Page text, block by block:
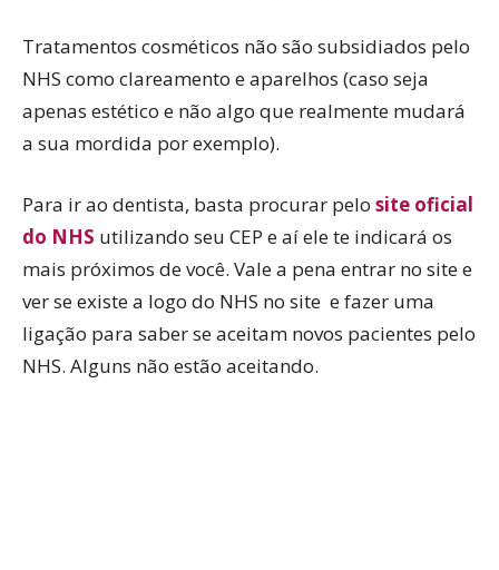
Tratamentos cosméticos não são subsidiados pelo
NHS como clareamento e aparelhos (caso seja
apenas estético e não algo que realmente mudará
a sua mordida por exemplo).
Para ir ao dentista, basta procurar pelo site oficial
do NHS utilizando seu CEP e aí ele te indicará os
mais próximos de você. Vale a pena entrar no site e
ver se existe a logo do NHS no site e fazer uma
ligação para saber se aceitam novos pacientes pelo
NHS. Alguns não estão aceitando.